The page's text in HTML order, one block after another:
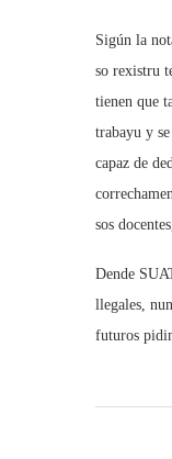
Sigún la
so rexistru
tienen que
trabayu y
capaz de
sos
Dende
llegales,
futuros